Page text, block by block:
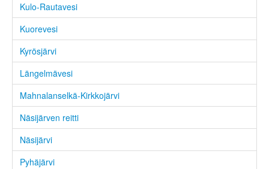
Kulo-Rautavesi
Kuorevesi
Kyrösjärvi
Längelmävesi
Mahnalanselkä-Kirkkojärvi
Näsijärven reitti
Näsijärvi
Pyhäjärvi